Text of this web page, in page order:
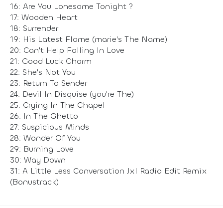
16: Are You Lonesome Tonight ?
17: Wooden Heart
18: Surrender
19: His Latest Flame (marie's The Name)
20: Can't Help Falling In Love
21: Good Luck Charm
22: She's Not You
23: Return To Sender
24: Devil In Disquise (you're The)
25: Crying In The Chapel
26: In The Ghetto
27: Suspicious Minds
28: Wonder Of You
29: Burning Love
30: Way Down
31: A Little Less Conversation Jxl Radio Edit Remix
(Bonustrack)